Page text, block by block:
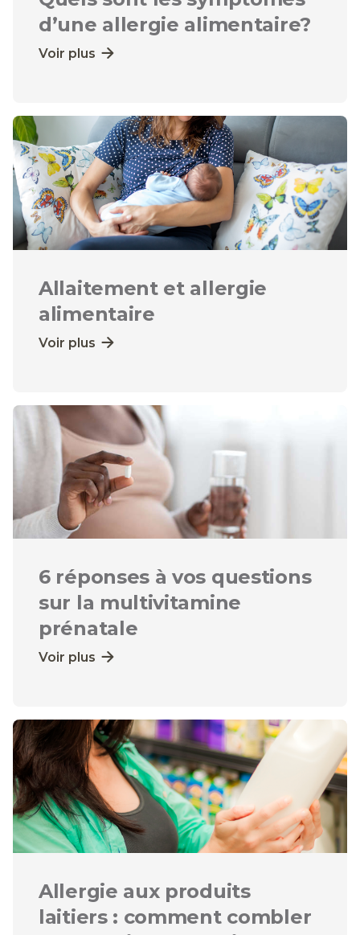
d’une allergie alimentaire?
Voir plus
Allaitement et allergie
alimentaire
Voir plus
6 réponses à vos questions
sur la multivitamine
prénatale
Voir plus
Allergie aux produits
laitiers : comment combler